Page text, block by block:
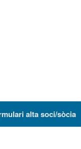
alta soci/sòcia